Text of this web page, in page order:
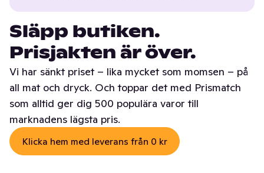
Släpp butiken.
Prisjakten är över.
Vi har sänkt priset – lika mycket som momsen – på
all mat och dryck. Och toppar det med Prismatch
som alltid ger dig 500 populära varor till
marknadens lägsta pris.
Klicka hem med leverans från 0 kr